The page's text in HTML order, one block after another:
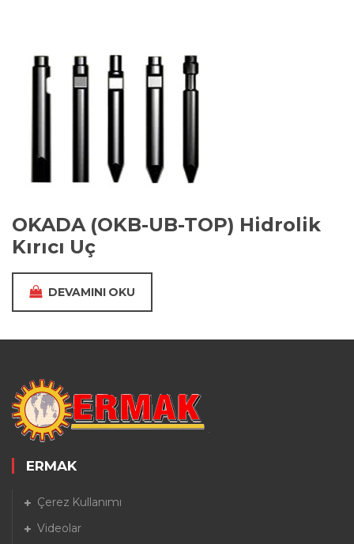
OKADA (OKB-UB-TOP) Hidrolik
Kırıcı Uç
DEVAMINI OKU
ERMAK
Çerez Kullanımı
Videolar